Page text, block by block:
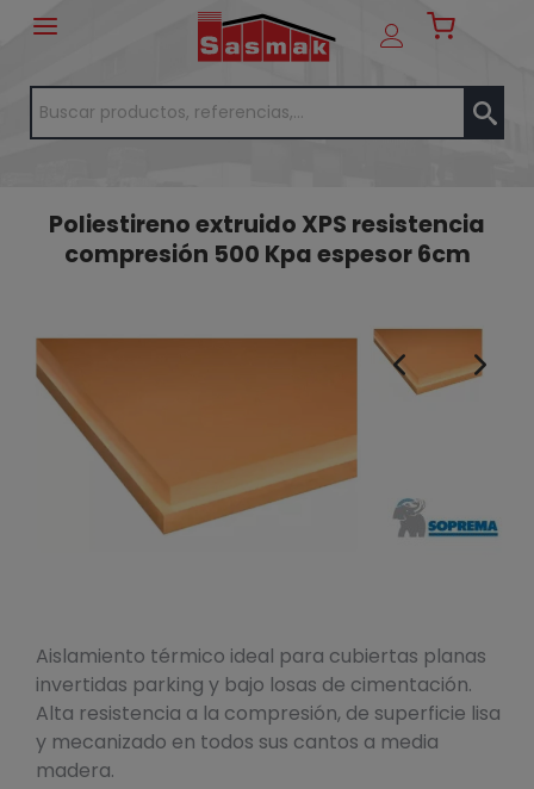
Poliestireno extruido XPS resistencia
compresión 500 Kpa espesor 6cm
Aislamiento térmico ideal para cubiertas planas
invertidas parking y bajo losas de cimentación.
Alta resistencia a la compresión, de superficie lisa
y mecanizado en todos sus cantos a media
madera.